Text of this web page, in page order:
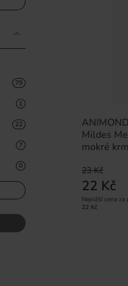
Mildes
mokré
23 Kč
22 Kč
Nejnižší cena
22 Kč
79
1
22
7
0